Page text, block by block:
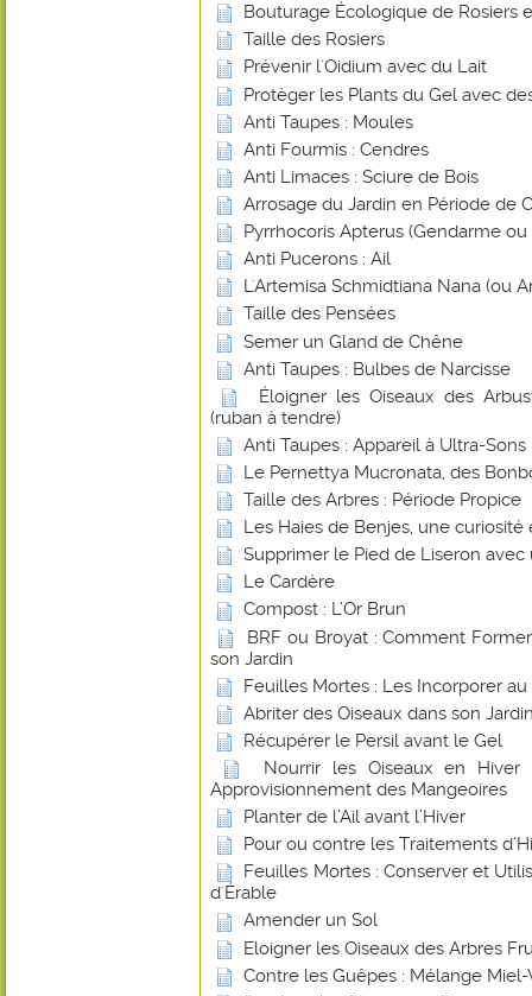
Bouturage Écologique de Rosiers
Taille des Rosiers
Prévenir l'Oidium avec du Lait
Protèger les Plants du Gel avec
Anti Taupes : Moules
Anti Fourmis : Cendres
Anti Limaces : Sciure de Bois
Arrosage du Jardin en Période de
Pyrrhocoris Apterus (Gendarme ou
Anti Pucerons : Ail
L'Artemisa Schmidtiana Nana (ou
Taille des Pensées
Semer un Gland de Chêne
Anti Taupes : Bulbes de Narcisse
Éloigner les Oiseaux des
(ruban à tendre)
Anti Taupes : Appareil à Ultra-Sons
Le Pernettya Mucronata, des
Taille des Arbres : Période Propice
Les Haies de Benjes, une
Supprimer le Pied de Liseron
Le Cardère
Compost : L’Or Brun
BRF ou Broyat : Comment
son Jardin
Feuilles Mortes : Les Incorporer
Abriter des Oiseaux dans son
Récupérer le Persil avant le Gel
Nourrir les Oiseaux en
Approvisionnement des Mangeoires
Planter de l’Ail avant l’Hiver
Pour ou contre les Traitements
Feuilles Mortes : Conserver et
d'Érable
Amender un Sol
Eloigner les Oiseaux des Arbres
Contre les Guêpes : Mélange Miel-